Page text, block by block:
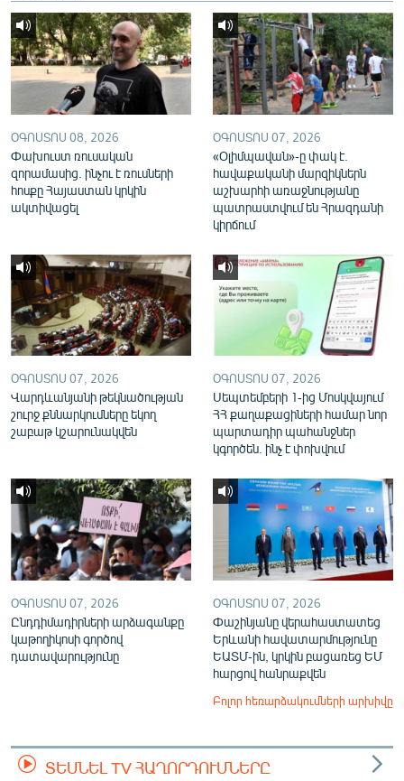
Русский
ՀԵՏԵՎԵՔ ՄԵԶ
«Ազատության» բոլոր կայքերը
ՕԳՈՍՏՈՍ 08, 2026
Փախուստ ռուսական
զորամասից. ինչու է ռուսների
հոսքը Հայաստան կրկին
ակտիվացել
ՕԳՈՍՏՈՍ 07, 2026
«Օլիմպավան»-ը փակ է.
հավաքականի մարզիկներն
աշխարհի առաջնությանը
պատրաստվում են Հրազդանի
կիրճում
ՕԳՈՍՏՈՍ 07, 2026
Վարդևանյանի թեկնածության
շուրջ քննարկումները եկող
շաբաթ կշարունակվեն
ՕԳՈՍՏՈՍ 07, 2026
Սեպտեմբերի 1-ից Մոսկվայում
ՀՀ քաղաքացիների համար նոր
պարտադիր պահանջներ
կգործեն. ինչ է փոխվում
ՕԳՈՍՏՈՍ 07, 2026
Ընդդիմադիրների արձագանքը
կաթողիկոսի գործով
դատավարությունը
ՕԳՈՍՏՈՍ 07, 2026
Փաշինյանը վերահաստատեց
Երևանի հավատարմությունը
ԵԱՏՄ-ին, կրկին բացառեց ԵՄ
հարցով հանրաքվեն
Բոլոր հեռարձակումների արխիվը
ՏԵՍՆԵԼ TV ՀԱՂՈՐԴՈՒՄՆԵՐԸ